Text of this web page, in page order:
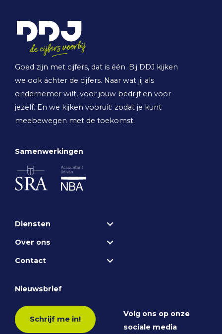
Goed zijn met cijfers, dat is één. Bij DDJ kijken
we ook áchter de cijfers. Naar wat jij als
ondernemer wilt, voor jouw bedrijf en voor
jezelf. En we kijken vooruit: zodat je kunt
meebewegen met de toekomst.
Samenwerkingen
Diensten
Over ons
Contact
Nieuwsbrief
Schrijf me in!
Volg ons op onze
sociale media